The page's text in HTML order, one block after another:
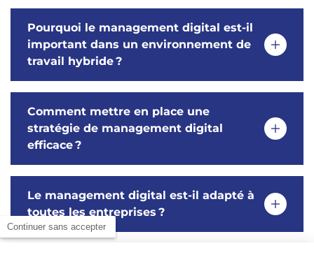
Continuer sans accepter
Pourquoi le management digital est-il
important dans un environnement de
travail hybride ?
Comment mettre en place une
stratégie de management digital
efficace ?
Le management digital est-il adapté à
toutes les entreprises ?